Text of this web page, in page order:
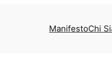
ManifestoChi